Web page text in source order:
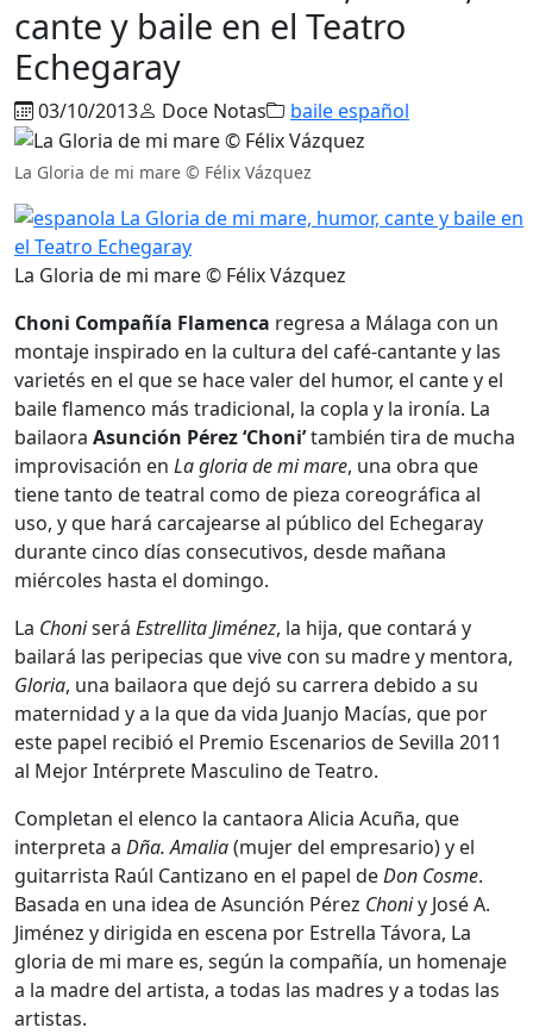
cante y baile en el Teatro
Echegaray
03/10/2013 Doce Notas baile español
La Gloria de mi mare © Félix Vázquez
La Gloria de mi mare © Félix Vázquez
Choni Compañía Flamenca regresa a Málaga con un
montaje inspirado en la cultura del café-cantante y las
varietés en el que se hace valer del humor, el cante y el
baile flamenco más tradicional, la copla y la ironía. La
bailaora Asunción Pérez ‘Choni’también tira de mucha
improvisación en La gloria de mi mare, una obra que
tiene tanto de teatral como de pieza coreográfica al
uso, y que hará carcajearse al público del Echegaray
durante cinco días consecutivos, desde mañana
miércoles hasta el domingo.
La Choniserá Estrellita Jiménez, la hija, que contará y
bailará las peripecias que vive con su madre y mentora,
Gloria, una bailaora que dejó su carrera debido a su
maternidad y a la que da vida Juanjo Macías, que por
este papel recibió el Premio Escenarios de Sevilla 2011
al Mejor Intérprete Masculino de Teatro.
Completan el elenco la cantaora Alicia Acuña, que
interpreta a Dña. Amalia(mujer del empresario) y el
guitarrista Raúl Cantizano en el papel deDon Cosme.
Basada en una idea de Asunción Pérez Choniy José A.
Jiménez y dirigida en escena por Estrella Távora, La
gloria de mi mare es, según la compañía, un homenaje
a la madre del artista, a todas las madres y a todas las
artistas.